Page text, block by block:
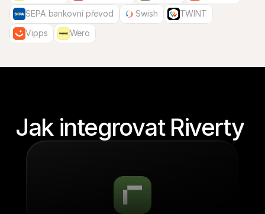
SEPA bankovní převod Swish
TWINT
Vipps
Wero
Jak integrovat Riverty